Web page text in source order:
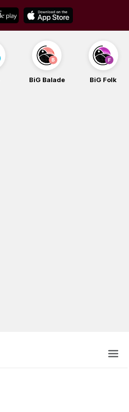
BiG Balade BiG Folk